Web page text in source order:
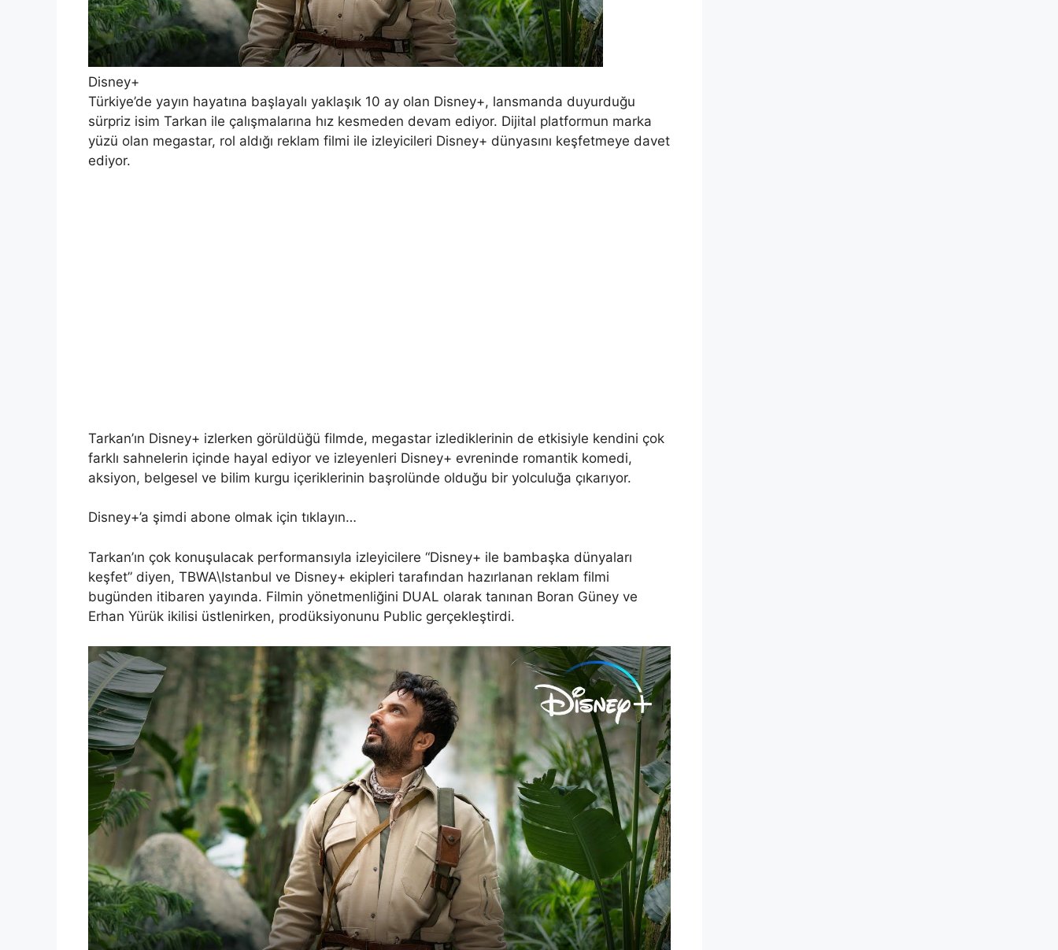
Disney+
Türkiye’de yayın hayatına başlayalı yaklaşık 10 ay olan Disney+, lansmanda duyurduğu
sürpriz isim Tarkan ile çalışmalarına hız kesmeden devam ediyor. Dijital platformun marka
yüzü olan megastar, rol aldığı reklam filmi ile izleyicileri Disney+ dünyasını keşfetmeye davet
ediyor.
Tarkan’ın Disney+ izlerken görüldüğü filmde, megastar izlediklerinin de etkisiyle kendini çok
farklı sahnelerin içinde hayal ediyor ve izleyenleri Disney+ evreninde romantik komedi,
aksiyon, belgesel ve bilim kurgu içeriklerinin başrolünde olduğu bir yolculuğa çıkarıyor.
Disney+’a şimdi abone olmak için tıklayın…
Tarkan’ın çok konuşulacak performansıyla izleyicilere “Disney+ ile bambaşka dünyaları
keşfet” diyen, TBWA\Istanbul ve Disney+ ekipleri tarafından hazırlanan reklam filmi
bugünden itibaren yayında. Filmin yönetmenliğini DUAL olarak tanınan Boran Güney ve
Erhan Yürük ikilisi üstlenirken, prodüksiyonunu Public gerçekleştirdi.